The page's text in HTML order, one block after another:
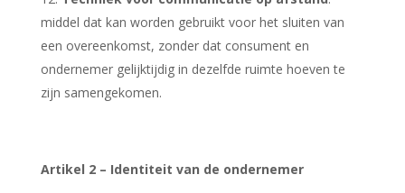
middel dat kan worden gebruikt voor het sluiten van
een overeenkomst, zonder dat consument en
ondernemer gelijktijdig in dezelfde ruimte hoeven te
zijn samengekomen.
Artikel 2 – Identiteit van de ondernemer